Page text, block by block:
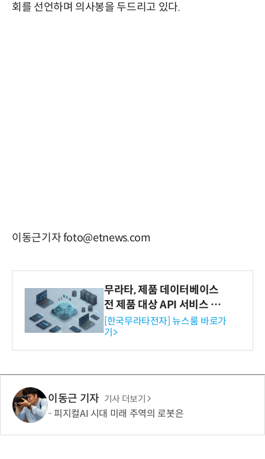
회를 선언하며 의사봉을 두드리고 있다.
이동근기자 foto@etnews.com
무라타, 제품 데이터베이스
전 제품 대상 API 서비스 제
공…73개 제품 카테고리로
확대
[한국무라타전자] 뉴스룸 바로가
기>
이동근 기자 기사 더보기
피지컬AI 시대 미래 주역의 로봇은